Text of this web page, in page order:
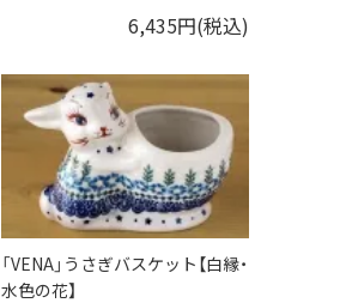
6,435円(税込)
「VENA」うさぎバスケット【白縁・
水色の花】